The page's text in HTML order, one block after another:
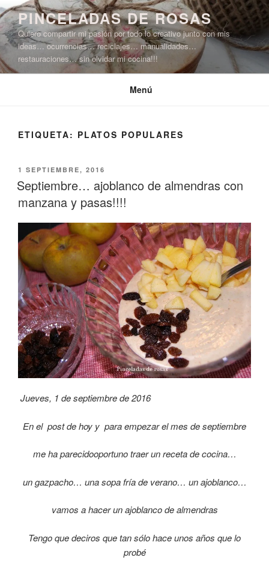
Saltar
al
contenido
PINCELADAS DE ROSAS
Quiero compartir mi pasión por todo lo creativo junto con mis
ideas… ocurrencias… reciclajes… manualidades…
restauraciones… sin olvidar mi cocina!!!
Menú
ETIQUETA: PLATOS POPULARES
PUBLICADO
EL
1 SEPTIEMBRE, 2016
Septiembre… ajoblanco de almendras con
manzana y pasas!!!!
Jueves, 1 de septiembre de 2016
En el post de hoy y para empezar el mes de septiembre
me ha parecidooportunotraer un recetade cocina…
un gazpacho… una sopa fría de verano… un ajoblanco…
vamos a hacer un ajoblanco de almendras
Tengo que deciros que tan sólo hace unos años que lo
probé